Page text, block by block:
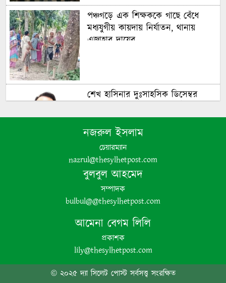
পঞ্চগড়ে এক শিক্ষককে গাছে বেঁধে
মধ্যযুগীয় কায়দায় নির্যাতন, থানায়
এজাহার দায়ের
শেখ হাসিনার দুঃসাহসিক ডিসেম্বর
পারবে ||
হবিগঞ্জে ভারতীয় অবৈধ পণ্য আটক
নবীগঞ্জে গৃহবধূর ঝুলন্ত মরদেহ উদ্ধার
পঞ্চগড়ে অপপ্রচার ও চরিত্রহননের
অভিযোগ তুলে তরুণী রাহেমীন মারিয়া
নজরুল ইসলাম
চেয়ারম্যান
nazrul@thesylhetpost.com
বুলবুল আহমেদ
সম্পাদক
bulbul@@thesylhetpost.com
আমেনা বেগম লিলি
প্রকাশক
lily@thesylhetpost.com
© ২০২৫ দ্যা সিলেট পোস্ট সর্বসত্ত্ব সংরক্ষিত